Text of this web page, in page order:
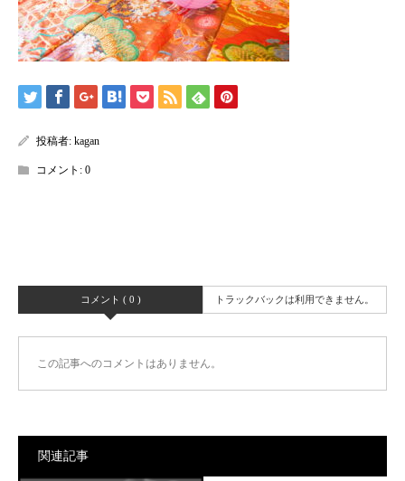
投稿者: kagan
コメント: 0
コメント ( 0 ) トラックバックは利用できません。
この記事へのコメントはありません。
関連記事